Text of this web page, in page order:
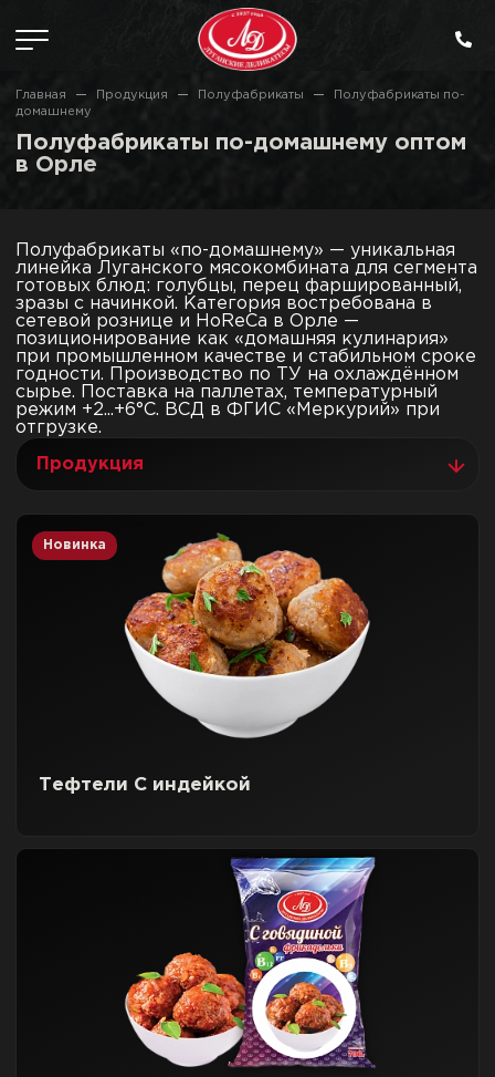
Главная Продукция Полуфабрикаты
Полуфабрикаты по-
домашнему
Полуфабрикаты по-домашнему оптом
в Орле
Полуфабрикаты «по-домашнему» — уникальная
линейка Луганского мясокомбината для сегмента
готовых блюд: голубцы, перец фаршированный,
зразы с начинкой. Категория востребована в
сетевой рознице и HoReCa в Орле —
позиционирование как «домашняя кулинария»
при промышленном качестве и стабильном сроке
годности. Производство по ТУ на охлаждённом
сырье. Поставка на паллетах, температурный
режим +2...+6°C. ВСД в ФГИС «Меркурий» при
отгрузке.
Продукция
Новинка
Тефтели С индейкой